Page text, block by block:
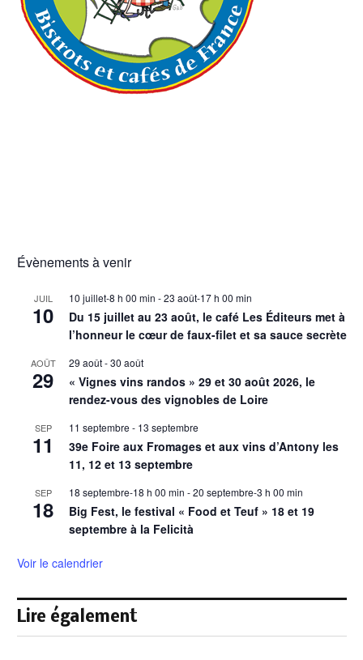
Évènements à venir
JUIL
10
10 juillet-8 h 00 min -23 août-17 h 00 min
Du 15 juillet au 23 août, le café Les Éditeurs met à
l’honneur le cœur de faux-filet et sa sauce secrète
AOÛT
29
29 août-30 août
« Vignes vins randos » 29 et 30 août 2026, le
rendez-vous des vignobles de Loire
SEP
11
11 septembre - 13 septembre
39e Foire aux Fromages et aux vins d’Antony les
11, 12 et 13 septembre
SEP
18
18 septembre-18 h 00 min -20 septembre-3 h 00 min
Big Fest, le festival « Food et Teuf » 18 et 19
septembre à la Felicità
Voir le calendrier
Lire également